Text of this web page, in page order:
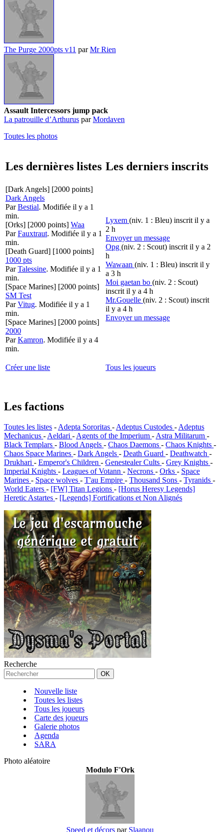
The Purge 2000pts v11 parMr Rien
Assault Intercessors jump pack
La patrouille d’Arthurus parMordaven
Toutes les photos
Les dernières listes Les derniers inscrits
[Dark Angels] [2000 points]
Dark Angels
ParBestial. Modifiée il y a 1
min.
[Orks] [2000 points] Waa
ParFauxtraut. Modifiée il y a 1
min.
[Death Guard] [1000 points]
1000 pts
ParTalessine. Modifiée il y a 1
min.
[Space Marines] [2000 points]
SM Test
ParVitug. Modifiée il y a 1
min.
[Space Marines] [2000 points]
2000
ParKamron. Modifiée il y a 4
min.
Lyxem (niv. 1 : Bleu) inscrit il y a
2 h
Envoyer un message
Opg (niv. 2 : Scout) inscrit il y a 2
h
Wawaan (niv. 1 : Bleu) inscrit il y
a 3 h
Moi gaetan bo (niv. 2 : Scout)
inscrit il y a 4 h
Mr.Gouelle (niv. 2 : Scout) inscrit
il y a 4 h
Envoyer un message
Créer une liste Tous les joueurs
Les factions
Toutes les listes -Adepta Sororitas -Adeptus Custodes -Adeptus
Mechanicus -Aeldari -Agents of the Imperium -Astra Militarum -
Black Templars - Blood Angels - Chaos Daemons - Chaos Knights -
Chaos Space Marines - Dark Angels - Death Guard - Deathwatch -
Drukhari - Emperor's Children - Genestealer Cults - Grey Knights -
Imperial Knights - Leagues of Votann - Necrons - Orks - Space
Marines - Space wolves - T'au Empire - Thousand Sons - Tyranids -
World Eaters - [FW] Titan Legions - [Horus Heresy Legends]
Heretic Astartes - [Legends] Fortifications et Non Alignés
Recherche
Nouvelle liste
Toutes les listes
Tous les joueurs
Carte des joueurs
Galerie photos
Agenda
SARA
Photo aléatoire
Modulo F'Ork
Speed et décors par Slaanou